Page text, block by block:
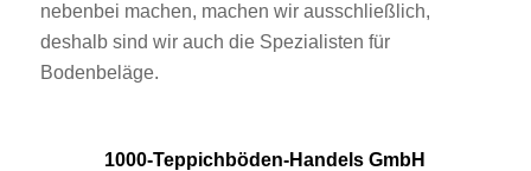
nebenbei machen, machen wir ausschließlich,
deshalb sind wir auch die Spezialisten für
Bodenbeläge.
1000-Teppichböden-Handels GmbH